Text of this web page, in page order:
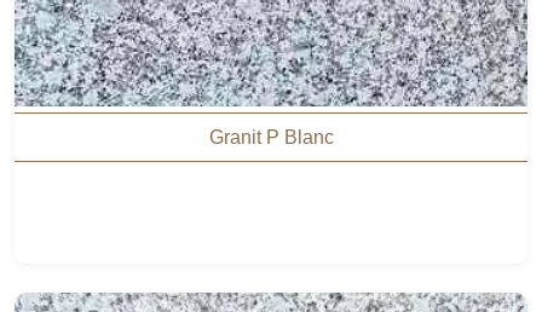
Granit P Blanc